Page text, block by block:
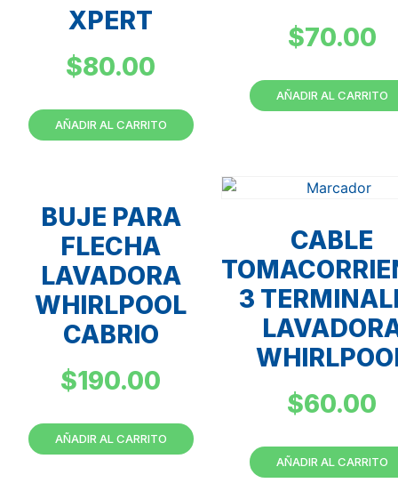
XPERT
$80.00
AÑADIR AL CARRITO
$70.00
AÑADIR AL CARRITO
BUJE PARA
FLECHA
LAVADORA
WHIRLPOOL
CABRIO
$190.00
AÑADIR AL CARRITO
CABLE
3
$60.00
AÑADIR AL CARRITO